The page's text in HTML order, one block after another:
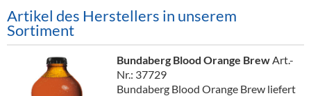
Artikel des Herstellers in unserem
Sortiment
Bundaberg Blood Orange BrewArt.-
Nr.: 37729
Bundaberg Blood Orange Brew liefert